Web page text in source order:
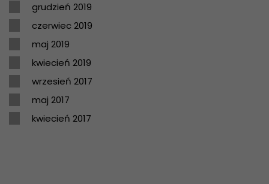
grudzień 2019
czerwiec 2019
maj 2019
kwiecień 2019
wrzesień 2017
maj 2017
kwiecień 2017